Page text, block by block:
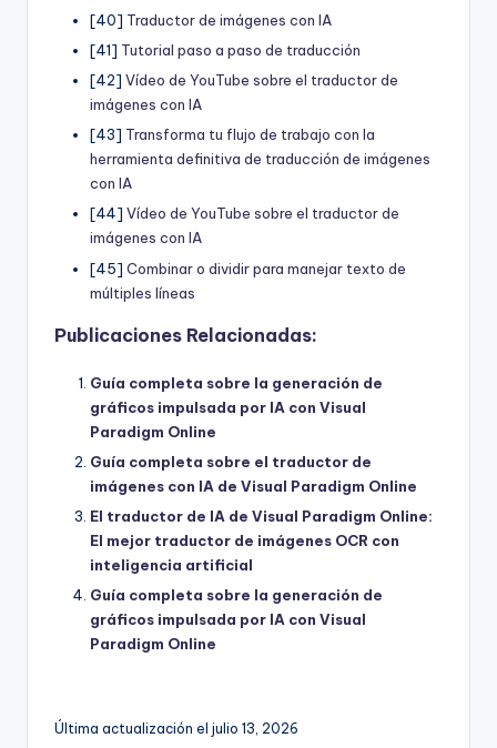
[40] Traductor de imágenes con IA
[41] Tutorial paso a paso de traducción
[42] Vídeo de YouTube sobre el traductor de
imágenes con IA
[43] Transforma tu flujo de trabajo con la
herramienta definitiva de traducción de imágenes
con IA
[44] Vídeo de YouTube sobre el traductor de
imágenes con IA
[45] Combinar o dividir para manejar texto de
múltiples líneas
Publicaciones Relacionadas:
Guía completa sobre la generación de
gráficos impulsada por IA con Visual
Paradigm Online
Guía completa sobre el traductor de
imágenes con IA de Visual Paradigm Online
El traductor de IA de Visual Paradigm Online:
El mejor traductor de imágenes OCR con
inteligencia artificial
Guía completa sobre la generación de
gráficos impulsada por IA con Visual
Paradigm Online
Última actualización el julio 13, 2026